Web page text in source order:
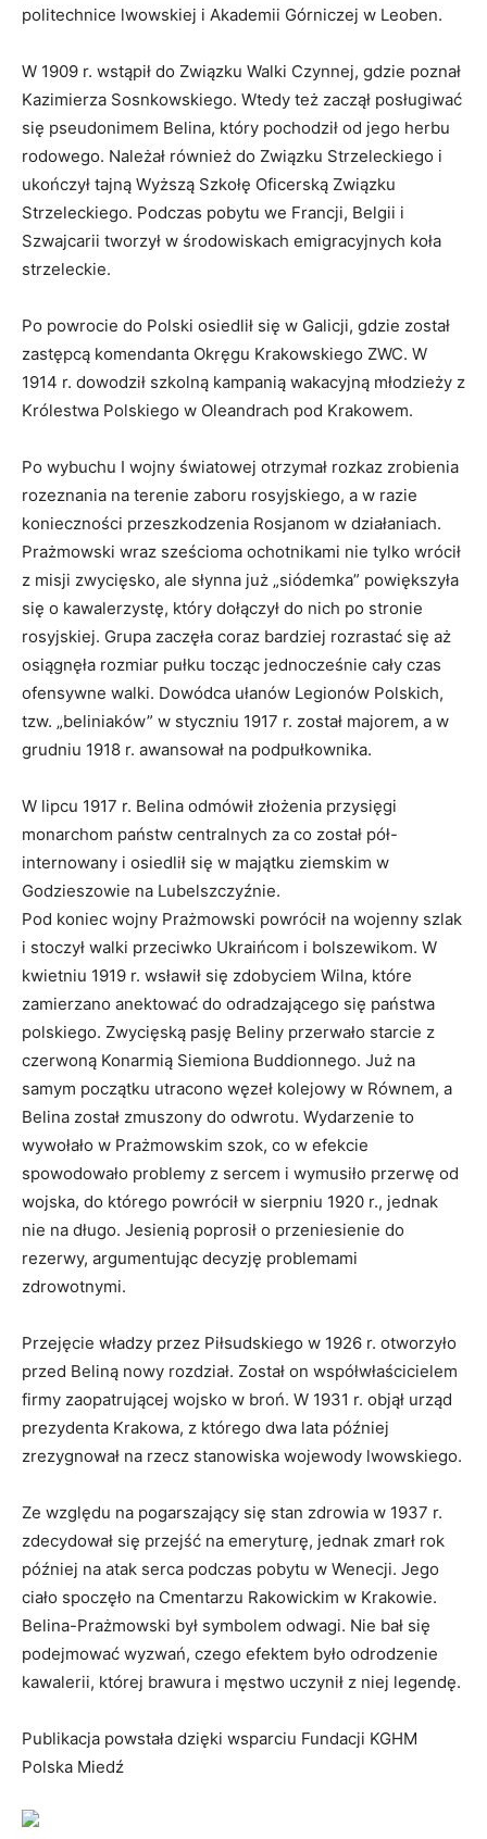
politechnice lwowskiej i Akademii Górniczej w Leoben.
W 1909 r. wstąpił do Związku Walki Czynnej, gdzie poznał
Kazimierza Sosnkowskiego. Wtedy też zaczął posługiwać
się pseudonimem Belina, który pochodził od jego herbu
rodowego. Należał również do Związku Strzeleckiego i
ukończył tajną Wyższą Szkołę Oficerską Związku
Strzeleckiego. Podczas pobytu we Francji, Belgii i
Szwajcarii tworzył w środowiskach emigracyjnych koła
strzeleckie.
Po powrocie do Polski osiedlił się w Galicji, gdzie został
zastępcą komendanta Okręgu Krakowskiego ZWC. W
1914 r. dowodził szkolną kampanią wakacyjną młodzieży z
Królestwa Polskiego w Oleandrach pod Krakowem.
Po wybuchu I wojny światowej otrzymał rozkaz zrobienia
rozeznania na terenie zaboru rosyjskiego, a w razie
konieczności przeszkodzenia Rosjanom w działaniach.
Prażmowski wraz sześcioma ochotnikami nie tylko wrócił
z misji zwycięsko, ale słynna już „siódemka” powiększyła
się o kawalerzystę, który dołączył do nich po stronie
rosyjskiej. Grupa zaczęła coraz bardziej rozrastać się aż
osiągnęła rozmiar pułku tocząc jednocześnie cały czas
ofensywne walki. Dowódca ułanów Legionów Polskich,
tzw. „beliniaków” w styczniu 1917 r. został majorem, a w
grudniu 1918 r. awansował na podpułkownika.
W lipcu 1917 r. Belina odmówił złożenia przysięgi
monarchom państw centralnych za co został pół-
internowany i osiedlił się w majątku ziemskim w
Godzieszowie na Lubelszczyźnie.
Pod koniec wojny Prażmowski powrócił na wojenny szlak
i stoczył walki przeciwko Ukraińcom i bolszewikom. W
kwietniu 1919 r. wsławił się zdobyciem Wilna, które
zamierzano anektować do odradzającego się państwa
polskiego. Zwycięską pasję Beliny przerwało starcie z
czerwoną Konarmią Siemiona Buddionnego. Już na
samym początku utracono węzeł kolejowy w Równem, a
Belina został zmuszony do odwrotu. Wydarzenie to
wywołało w Prażmowskim szok, co w efekcie
spowodowało problemy z sercem i wymusiło przerwę od
wojska, do którego powrócił w sierpniu 1920 r., jednak
nie na długo. Jesienią poprosił o przeniesienie do
rezerwy, argumentując decyzję problemami
zdrowotnymi.
Przejęcie władzy przez Piłsudskiego w 1926 r. otworzyło
przed Beliną nowy rozdział. Został on współwłaścicielem
firmy zaopatrującej wojsko w broń. W 1931 r. objął urząd
prezydenta Krakowa, z którego dwa lata później
zrezygnował na rzecz stanowiska wojewody lwowskiego.
Ze względu na pogarszający się stan zdrowia w 1937 r.
zdecydował się przejść na emeryturę, jednak zmarł rok
później na atak serca podczas pobytu w Wenecji. Jego
ciało spoczęło na Cmentarzu Rakowickim w Krakowie.
Belina-Prażmowski był symbolem odwagi. Nie bał się
podejmować wyzwań, czego efektem było odrodzenie
kawalerii, której brawura i męstwo uczynił z niej legendę.
Publikacja powstała dzięki wsparciu Fundacji KGHM
Polska Miedź